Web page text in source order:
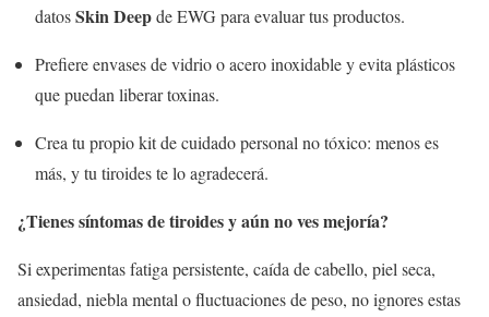
datosSkin Deepde EWG para evaluar tus productos.
Prefiere envases de vidrio o acero inoxidable y evita plásticos
que puedan liberar toxinas.
Crea tu propio kit de cuidado personal no tóxico: menos es
más, y tu tiroides te lo agradecerá.
¿Tienes síntomas de tiroides y aún no ves mejoría?
Si experimentas fatiga persistente, caída de cabello, piel seca,
ansiedad, niebla mental o fluctuaciones de peso, no ignores estas